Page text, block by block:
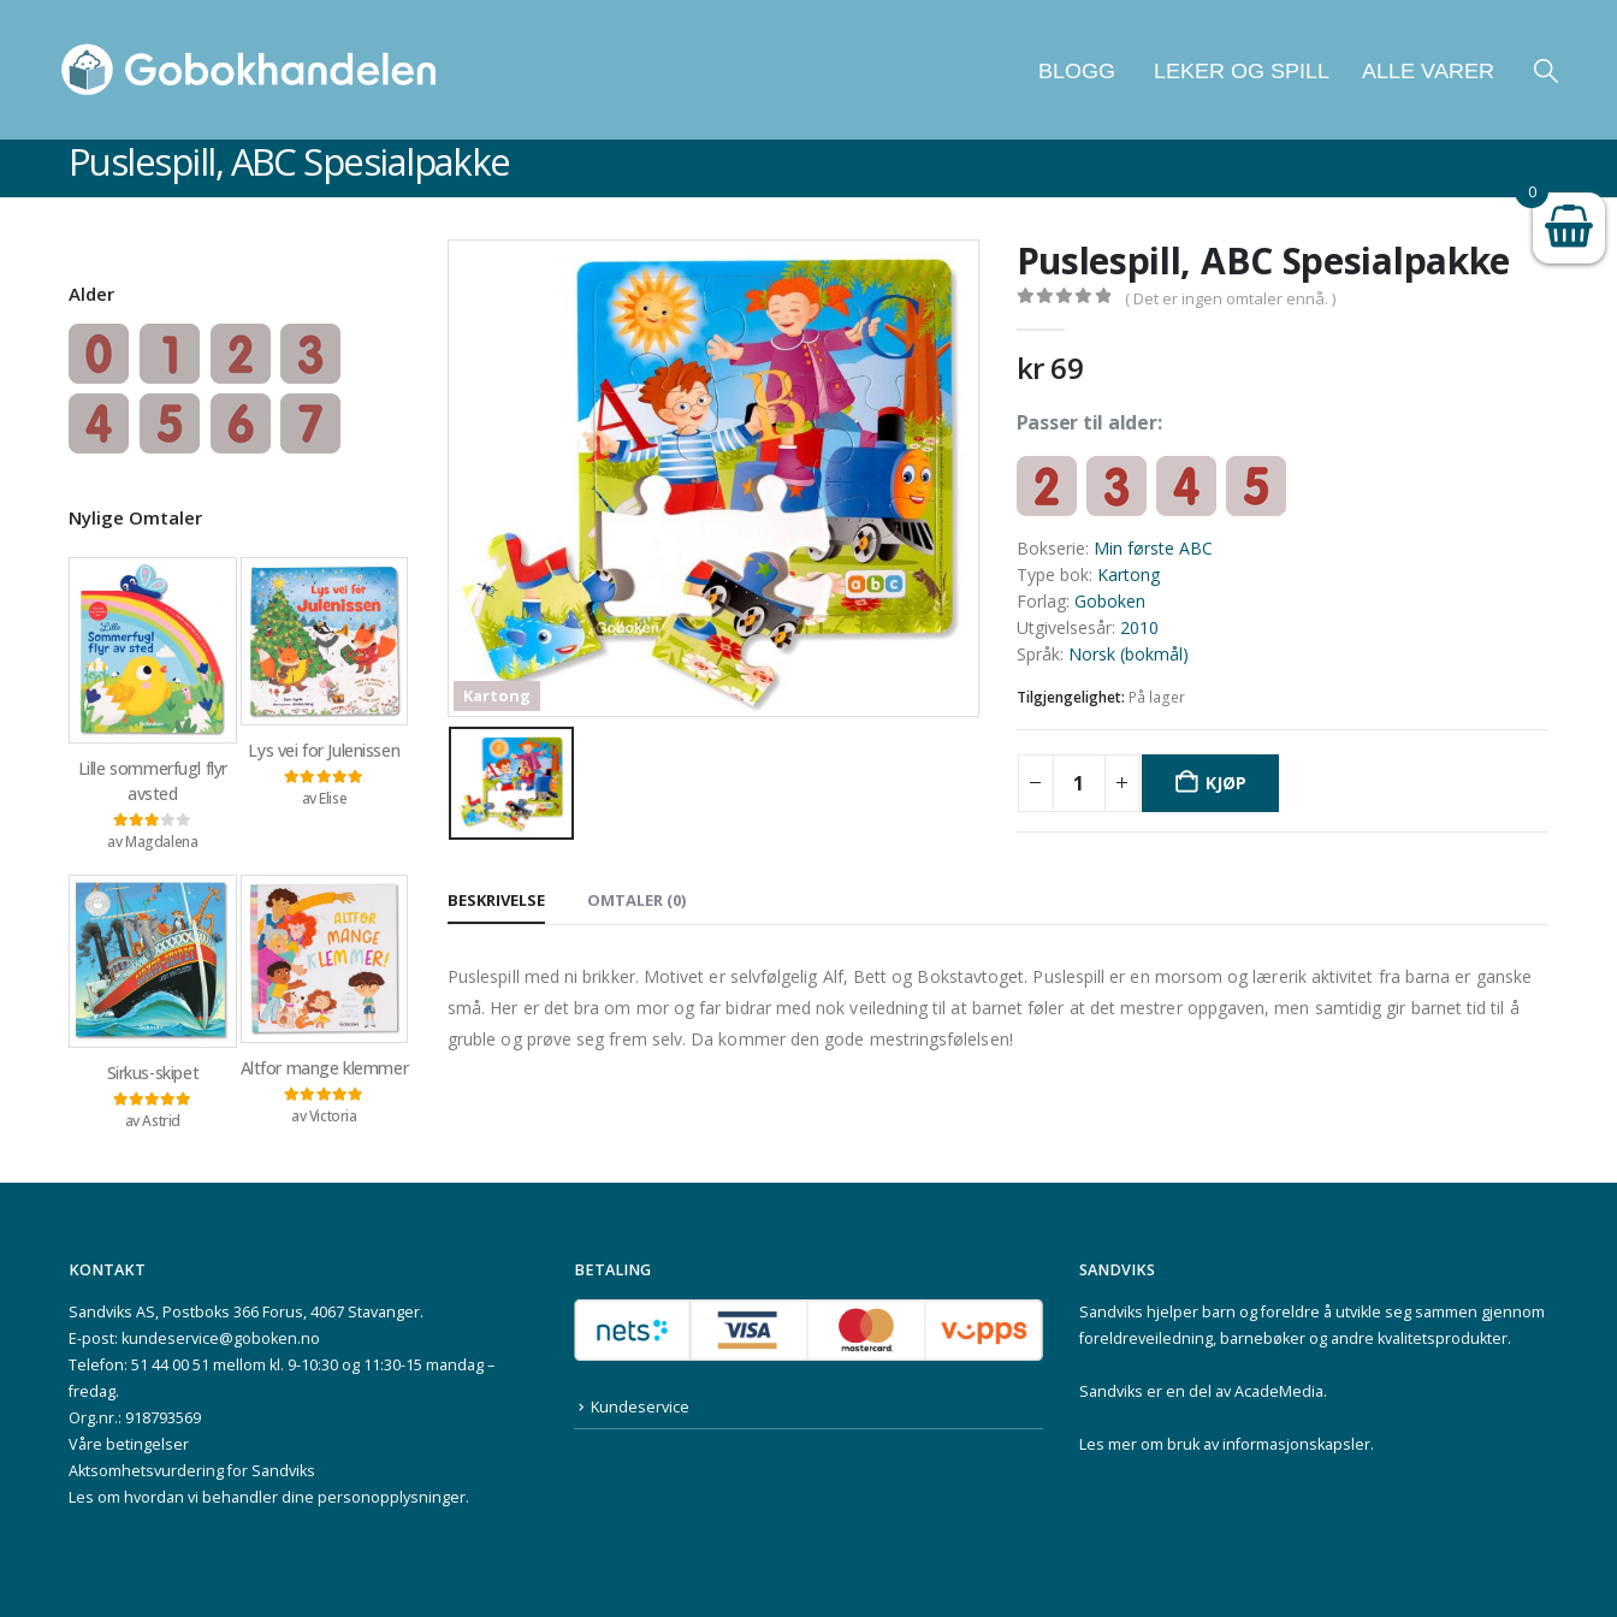
BLOGG LEKER OG SPILL ALLE VARER
Puslespill, ABC Spesialpakke
Kartong
Puslespill, ABC Spesialpakke
( Det er ingen omtaler ennå. )
kr69
Passer til alder:
Bokserie: Min første ABC
Type bok: Kartong
Forlag: Goboken
Utgivelsesår: 2010
Språk: Norsk (bokmål)
Tilgjengelighet: På lager
KJØP
BESKRIVELSE OMTALER (0)
Puslespill med ni brikker. Motivet er selvfølgelig Alf, Bett og Bokstavtoget. Puslespill er en morsom og lærerik aktivitet fra barna er ganske
små. Her er det bra om mor og far bidrar med nok veiledning til at barnet føler at det mestrer oppgaven, men samtidig gir barnet tid til å
gruble og prøve seg frem selv. Da kommer den gode mestringsfølelsen!
Alder
Nylige Omtaler
Lille sommerfugl flyr
avsted
Vurdert3av 5
av Magdalena
Lys vei for Julenissen
Vurdert5
av Elise
Sirkus-skipet
Vurdert5
av Astrid
Altfor mange klemmer
Vurdert5av 5
av Victoria
KONTAKT
Sandviks AS, Postboks 366 Forus, 4067 Stavanger.
E-post: kundeservice@goboken.no
Telefon: 51 44 00 51 mellom kl. 9-10:30 og 11:30-15 mandag –
fredag.
Org.nr.: 918793569
Våre betingelser
Aktsomhetsvurdering for Sandviks
Les om hvordan vi behandler dine personopplysninger.
BETALING
Kundeservice
SANDVIKS
Sandviks hjelper barn og foreldre å utvikle seg sammen gjennom
foreldreveiledning, barnebøker og andre kvalitetsprodukter.
Sandviks er en del avAcadeMedia.
Les mer om bruk av informasjonskapsler.
0